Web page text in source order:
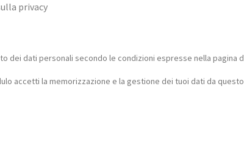
privacy
dei dati personali secondo le condizioni espresse nella pagina
accetti la memorizzazione e la gestione dei tuoi dati da